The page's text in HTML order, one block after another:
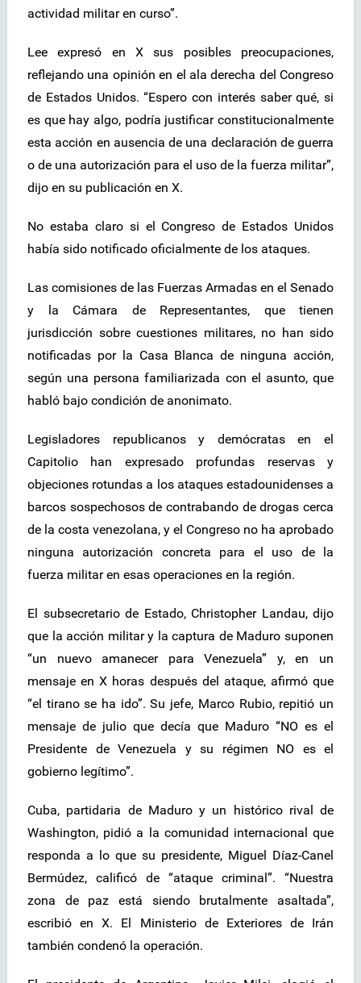
actividad militar en curso”.
Lee expresó en X sus posibles preocupaciones,
reflejando una opinión en el ala derecha del Congreso
de Estados Unidos. “Espero con interés saber qué, si
es que hay algo, podría justificar constitucionalmente
esta acción en ausencia de una declaración de guerra
o de una autorización para el uso de la fuerza militar”,
dijo en su publicación en X.
No estaba claro si el Congreso de Estados Unidos
había sido notificado oficialmente de los ataques.
Las comisiones de las Fuerzas Armadas en el Senado
y la Cámara de Representantes, que tienen
jurisdicción sobre cuestiones militares, no han sido
notificadas por la Casa Blanca de ninguna acción,
según una persona familiarizada con el asunto, que
habló bajo condición de anonimato.
Legisladores republicanos y demócratas en el
Capitolio han expresado profundas reservas y
objeciones rotundas a los ataques estadounidenses a
barcos sospechosos de contrabando de drogas cerca
de la costa venezolana, y el Congreso no ha aprobado
ninguna autorización concreta para el uso de la
fuerza militar en esas operaciones en la región.
El subsecretario de Estado, Christopher Landau, dijo
que la acción militar y la captura de Maduro suponen
“un nuevo amanecer para Venezuela” y, en un
mensaje en X horas después del ataque, afirmó que
“el tirano se ha ido”. Su jefe, Marco Rubio, repitió un
mensaje de julio que decía que Maduro “NO es el
Presidente de Venezuela y su régimen NO es el
gobierno legítimo”.
Cuba, partidaria de Maduro y un histórico rival de
Washington, pidió a la comunidad internacional que
responda a lo que su presidente, Miguel Díaz-Canel
Bermúdez, calificó de “ataque criminal”. “Nuestra
zona de paz está siendo brutalmente asaltada”,
escribió en X. El Ministerio de Exteriores de Irán
también condenó la operación.